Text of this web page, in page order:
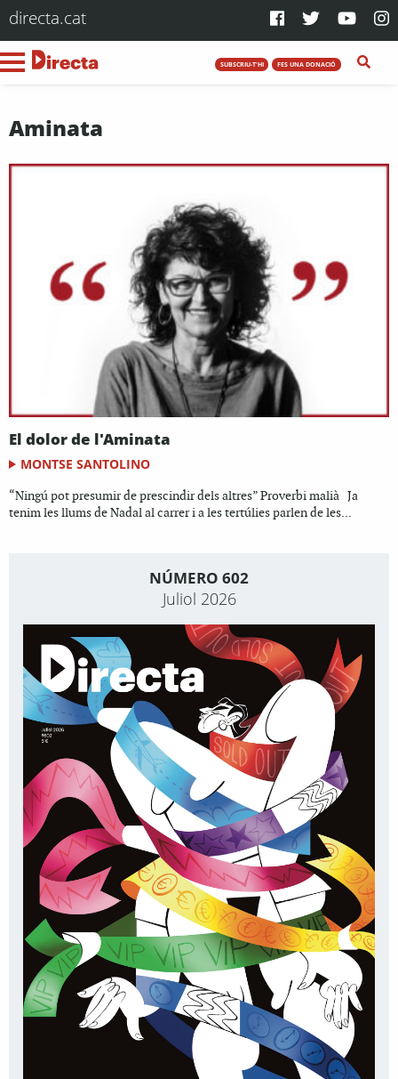
directa.cat
SUBSCRIU-T'HI FES UNA DONACIÓ
Aminata
El dolor de l'Aminata
MONTSE SANTOLINO
“Ningú pot presumir de prescindir dels altres” Proverbi malià Ja
tenim les llums de Nadal al carrer i a les tertúlies parlen de les...
NÚMERO 602
Juliol 2026